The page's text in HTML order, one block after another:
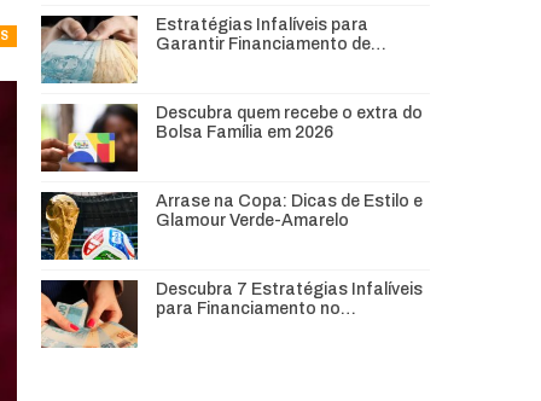
Estratégias Infalíveis para
Garantir Financiamento de…
Descubra quem recebe o extra do
Bolsa Família em 2026
Arrase na Copa: Dicas de Estilo e
Glamour Verde-Amarelo
Descubra 7 Estratégias Infalíveis
para Financiamento no…